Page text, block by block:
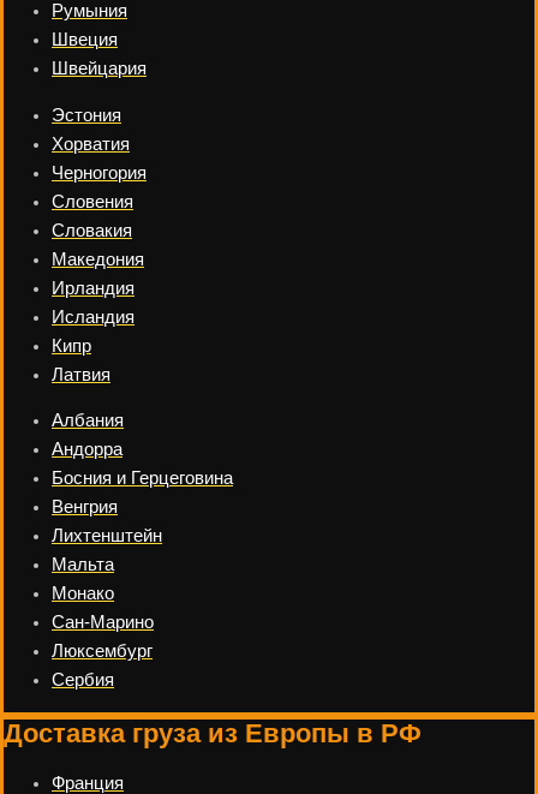
Румыния
Швеция
Швейцария
Эстония
Хорватия
Черногория
Словения
Словакия
Македония
Ирландия
Исландия
Кипр
Латвия
Албания
Андорра
Босния и Герцеговина
Венгрия
Лихтенштейн
Мальта
Монако
Сан-Марино
Люксембург
Сербия
Доставка груза из Европы в РФ
Франция